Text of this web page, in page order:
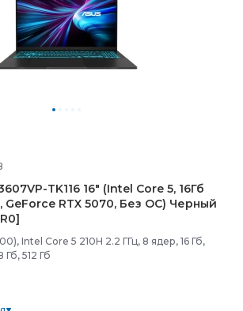
TK116 16" (Intel Core 5, 16Гб
GeForce RTX 5070, Без ОС) Черный
Intel Core 5 210H 2.2 ГГц, 8 ядер, 16 Гб,
512 Гб